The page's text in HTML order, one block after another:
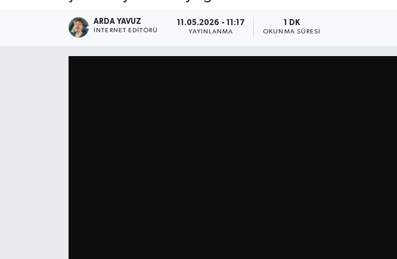
ARDA YAVUZ
İNTERNET EDITÖRÜ
11.05.2026 - 11:17
YAYINLANMA
1 DK
OKUNMA SÜRESI